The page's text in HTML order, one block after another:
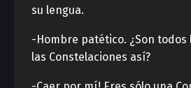
su lengua.
-Hombre patético. ¿Son todos
las Constelaciones así?